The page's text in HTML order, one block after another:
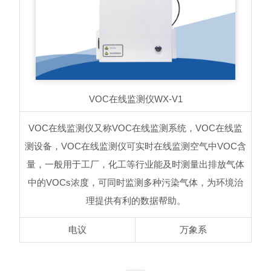
VOC在线监测仪WX-V1
VOC在线监测仪又称VOC在线监测系统，VOC在线监
测设备，VOC在线监测仪可实时在线监测空气中VOC含
量，一般用于工厂，化工等行业能及时测量出排放气体
中的VOCs浓度，可同时监测多种污染气体，为环境治
理提供有利的数据帮助。
电议 万象系